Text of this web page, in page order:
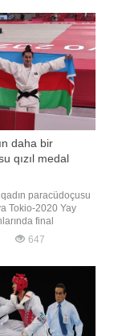
bu səbəbdən
dayanq üzərinə
ehtimal
daha bir
qızıl medal
paracüdoçusu
Tokio-2020 Yay
final
xəbər verir ki, 57 kq
mübarizə aparan
üz-üzə gəlib.
ilə məğlub edən
çempion
647